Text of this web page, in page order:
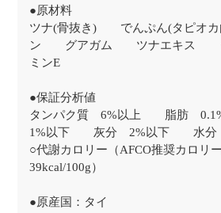
●原材料
ツナ(骨抜き) でんぷん(タピオ
ン グアガム ツナエキス
ミンE
●保証分析値
タンパク質 6%以上 脂肪
1%以下 灰分 2%以下 水分
○代謝カロリー（AFCO推奨カロリ
39kcal/100g）
●原産国：タイ